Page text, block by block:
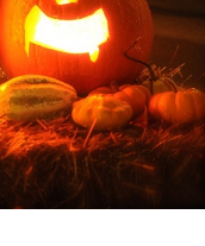
HAREL
活用事例